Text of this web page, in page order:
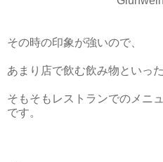
その時の印象が強いので、
あまり店で飲む飲み物といっ
そもそもレストランでのメニ
です。